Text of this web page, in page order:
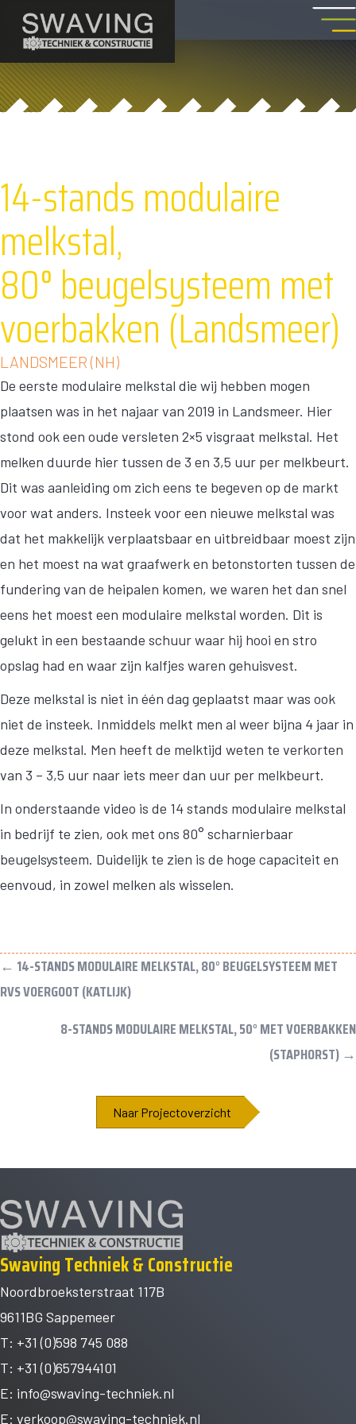
14-stands modulaire
melkstal,
80° beugelsysteem met
voerbakken (Landsmeer)
LANDSMEER (NH)
De eerste modulaire melkstal die wij hebben mogen
plaatsen was in het najaar van 2019 in Landsmeer. Hier
stond ook een oude versleten 2×5 visgraat melkstal. Het
melken duurde hier tussen de 3 en 3,5 uur per melkbeurt.
Dit was aanleiding om zich eens te begeven op de markt
voor wat anders. Insteek voor een nieuwe melkstal was
dat het makkelijk verplaatsbaar en uitbreidbaar moest zijn
en het moest na wat graafwerk en betonstorten tussen de
fundering van de heipalen komen, we waren het dan snel
eens het moest een modulaire melkstal worden. Dit is
gelukt in een bestaande schuur waar hij hooi en stro
opslag had en waar zijn kalfjes waren gehuisvest.
Deze melkstal is niet in één dag geplaatst maar was ook
niet de insteek. Inmiddels melkt men al weer bijna 4 jaar in
deze melkstal. Men heeft de melktijd weten te verkorten
van 3 – 3,5 uur naar iets meer dan uur per melkbeurt.
In onderstaande video is de 14 stands modulaire melkstal
in bedrijf te zien, ook met ons 80° scharnierbaar
beugelsysteem. Duidelijk te zien is de hoge capaciteit en
eenvoud, in zowel melken als wisselen.
POSTS
NAVIGATION
← 14-STANDS MODULAIRE MELKSTAL, 80° BEUGELSYSTEEM MET
RVS VOERGOOT (KATLIJK)
8-STANDS MODULAIRE MELKSTAL, 50° MET VOERBAKKEN
(STAPHORST) →
Naar Projectoverzicht
Swaving Techniek & Constructie
Noordbroeksterstraat 117B
9611BG Sappemeer
T: +31 (0)598 745 088
T: +31 (0)657944101
E: info@swaving-techniek.nl
E: verkoop@swaving-techniek.nl